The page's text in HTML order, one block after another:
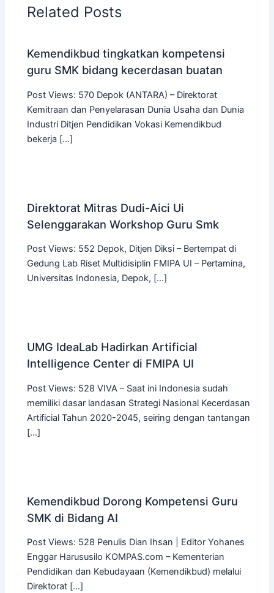
Related Posts
Kemendikbud tingkatkan kompetensi
guru SMK bidang kecerdasan buatan
Post Views: 570 Depok (ANTARA) – Direktorat
Kemitraan dan Penyelarasan Dunia Usaha dan Dunia
Industri Ditjen Pendidikan Vokasi Kemendikbud
bekerja […]
Direktorat Mitras Dudi-Aici Ui
Selenggarakan Workshop Guru Smk
Post Views: 552 Depok, Ditjen Diksi – Bertempat di
Gedung Lab Riset Multidisiplin FMIPA UI – Pertamina,
Universitas Indonesia, Depok, […]
UMG IdeaLab Hadirkan Artificial
Intelligence Center di FMIPA UI
Post Views: 528 VIVA – Saat ini Indonesia sudah
memiliki dasar landasan Strategi Nasional Kecerdasan
Artificial Tahun 2020-2045, seiring dengan tantangan
[…]
Kemendikbud Dorong Kompetensi Guru
SMK di Bidang AI
Post Views: 528 Penulis Dian Ihsan | Editor Yohanes
Enggar Harususilo KOMPAS.com – Kementerian
Pendidikan dan Kebudayaan (Kemendikbud) melalui
Direktorat […]